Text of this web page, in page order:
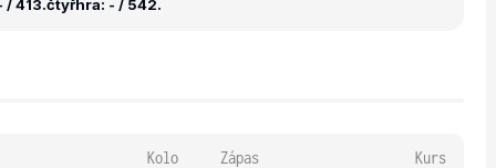
/ 413.čtyřhra: - / 542.
Kolo Zápas Kurs